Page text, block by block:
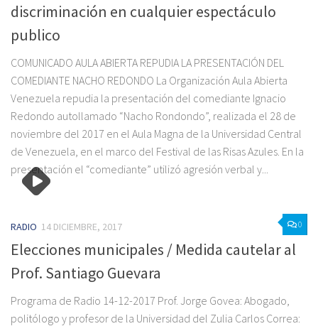
discriminación en cualquier espectáculo
publico
COMUNICADO AULA ABIERTA REPUDIA LA PRESENTACIÓN DEL
COMEDIANTE NACHO REDONDO La Organización Aula Abierta
Venezuela repudia la presentación del comediante Ignacio
Redondo autollamado “Nacho Rondondo”, realizada el 28 de
noviembre del 2017 en el Aula Magna de la Universidad Central
de Venezuela, en el marco del Festival de las Risas Azules. En la
presentación el “comediante” utilizó agresión verbal y...
0
RADIO 14 DICIEMBRE, 2017
Elecciones municipales / Medida cautelar al
Prof. Santiago Guevara
Programa de Radio 14-12-2017 Prof. Jorge Govea: Abogado,
politólogo y profesor de la Universidad del Zulia Carlos Correa: ‎